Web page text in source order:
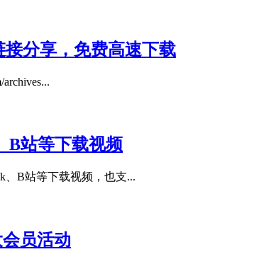
分享，免费高速下载
B站等下载视频
、B站等下载视频，也支...
员活动